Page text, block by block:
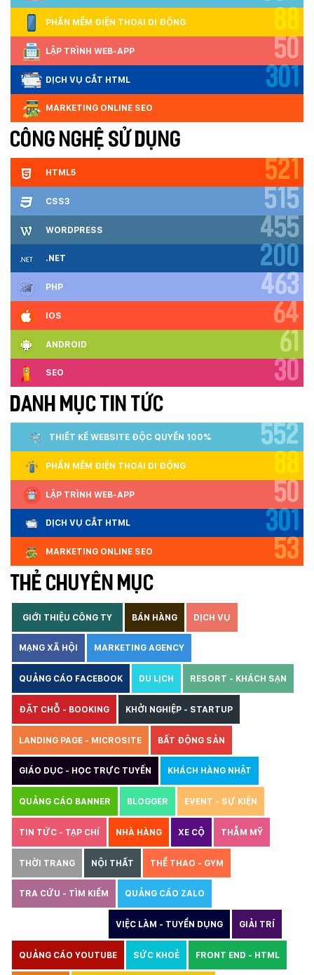
PHẦN MỀM ĐIỆN THOẠI DI ĐỘNG 88
LẬP TRÌNH WEB-APP 50
DỊCH VỤ CẮT HTML 301
MARKETING ONLINE SEO
CÔNG NGHỆ SỬ DỤNG
HTML5 521
CSS3 515
WORDPRESS 455
.NET 200
PHP 463
IOS 64
ANDROID 61
SEO 30
DANH MỤC TIN TỨC
THIẾT KẾ WEBSITE ĐỘC QUYỀN 100% 552
PHẦN MỀM ĐIỆN THOẠI DI ĐỘNG 88
LẬP TRÌNH WEB-APP 50
DỊCH VỤ CẮT HTML 301
MARKETING ONLINE SEO 53
THẺ CHUYÊN MỤC
GIỚI THIỆU CÔNG TY BÁN HÀNG DỊCH VỤ
MẠNG XÃ HỘI MARKETING AGENCY
QUẢNG CÁO FACEBOOK DU LỊCH RESORT - KHÁCH SẠN
ĐẶT CHỖ - BOOKING KHỞI NGHIỆP - STARTUP
LANDING PAGE - MICROSITE BẤT ĐỘNG SẢN
GIÁO DỤC - HỌC TRỰC TUYẾN KHÁCH HÀNG NHẬT
QUẢNG CÁO BANNER BLOGGER EVENT - SỰ KIỆN
TIN TỨC - TẠP CHÍ NHÀ HÀNG XE CỘ THẪM MỸ
THỜI TRANG NỘI THẤT THỂ THAO - GYM
TRA CỨU - TÌM KIẾM QUẢNG CÁO ZALO
VIỆC LÀM - TUYỂN DỤNG GIẢI TRÍ
QUẢNG CÁO YOUTUBE SỨC KHOẺ FRONT END - HTML